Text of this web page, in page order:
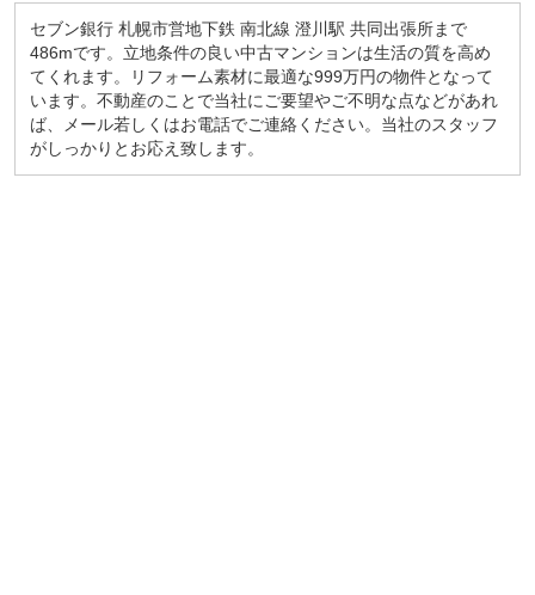
セブン銀行 札幌市営地下鉄 南北線 澄川駅 共同出張所まで
486mです。立地条件の良い中古マンションは生活の質を高め
てくれます。リフォーム素材に最適な999万円の物件となって
います。不動産のことで当社にご要望やご不明な点などがあれ
ば、メール若しくはお電話でご連絡ください。当社のスタッフ
がしっかりとお応え致します。